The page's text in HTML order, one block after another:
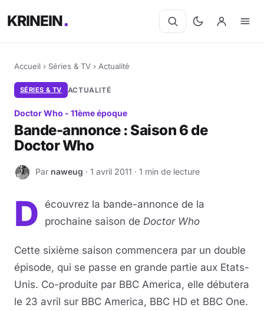
KRINEIN
Accueil › Séries & TV › Actualité
SÉRIES & TV ACTUALITÉ
Doctor Who - 11ème époque
Bande-annonce : Saison 6 de
Doctor Who
N Par naweug · 1 avril 2011 · 1 min de lecture
D
écouvrez la bande-annonce de la
prochaine saison de Doctor Who
Cette sixième saison commencera par un double
épisode, qui se passe en grande partie aux Etats-
Unis. Co-produite par BBC America, elle débutera
le 23 avril sur BBC America, BBC HD et BBC One.